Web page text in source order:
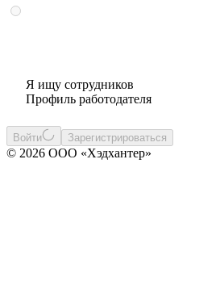
Я ищу сотрудников
Профиль работодателя
Войти Зарегистрироваться
© 2026 ООО «Хэдхантер»